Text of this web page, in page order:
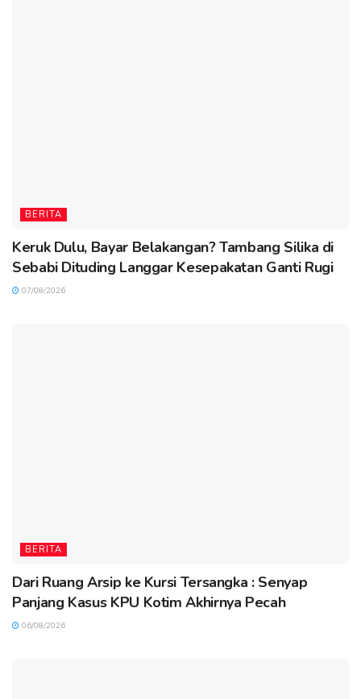
BERITA
Keruk Dulu, Bayar Belakangan? Tambang Silika di
Sebabi Dituding Langgar Kesepakatan Ganti Rugi
07/08/2026
BERITA
Dari Ruang Arsip ke Kursi Tersangka : Senyap
Panjang Kasus KPU Kotim Akhirnya Pecah
06/08/2026